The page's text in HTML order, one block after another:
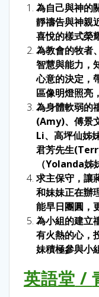
為自己與神的
靜禱告與神親
喜悅的樣式榮
為教會的牧者
智慧與能力，
心意的決定，
區像明燈照亮
為身體軟弱的
(Amy)、傅景
Li、高坪仙姊
君芳先生
（Yolanda姊
求主保守，讓
和妹妹正在辦
能早日團圓，
為小組的建立
有火熱的心，
妹積極參與小
英語堂 /